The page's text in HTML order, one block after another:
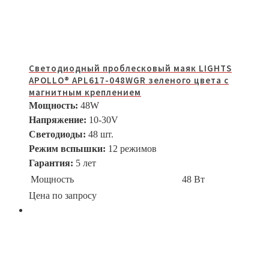
Светодиодный проблесковый маяк LIGHTS
APOLLO® APL617-048WGR зеленого цвета с
магнитным креплением
Мощность: 48W
Напряжение: 10-30V
Светодиоды: 48 шт.
Режим вспышки: 12 режимов
Гарантия: 5 лет
Мощность
48 Вт
Цена по запросу